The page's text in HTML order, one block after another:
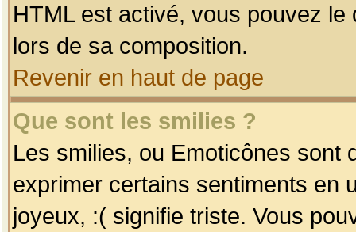
HTML est activé, vous pouvez
lors de sa composition.
Revenir en haut de page
Que sont les smilies ?
Les smilies, ou Emoticônes sont
exprimer certains sentiments en
joyeux, :( signifie triste. Vous